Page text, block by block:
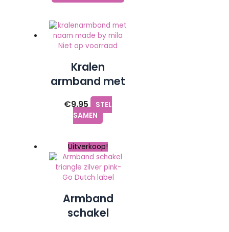
Niet op voorraad
Kralen
armband met
naam –
Custom Made
by Mila
€9.95
STEL
SAMEN
Uitverkoop!
Armband
schakel